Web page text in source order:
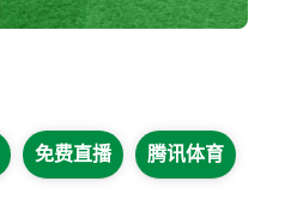
免费直播 腾讯体育